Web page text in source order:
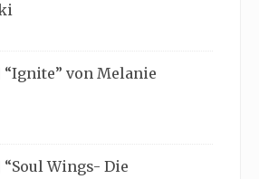
“Ignite” von Melanie
Wings- Die